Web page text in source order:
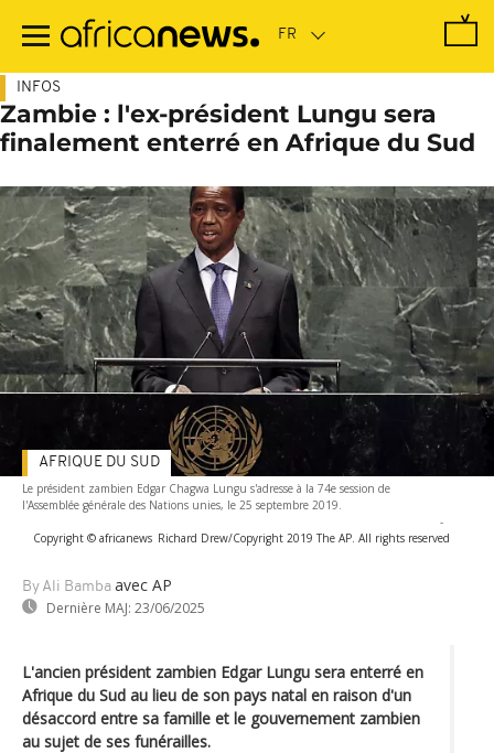
contenu
INFOS
Zambie : l'ex-président Lungu sera
finalement enterré en Afrique du Sud
Le président zambien Edgar Chagwa Lungu s'adresse à la 74e session de
l'Assemblée générale des Nations unies, le 25 septembre 2019.
-
Copyright © africanews Richard Drew/Copyright 2019 The AP. All rights reserved
By Ali Bamba avec AP
Dernière MAJ: 23/06/2025
AFRIQUE DU SUD
L'ancien président zambien Edgar Lungu sera enterré en
Afrique du Sud au lieu de son pays natal en raison d'un
désaccord entre sa famille et le gouvernement zambien
au sujet de ses funérailles.